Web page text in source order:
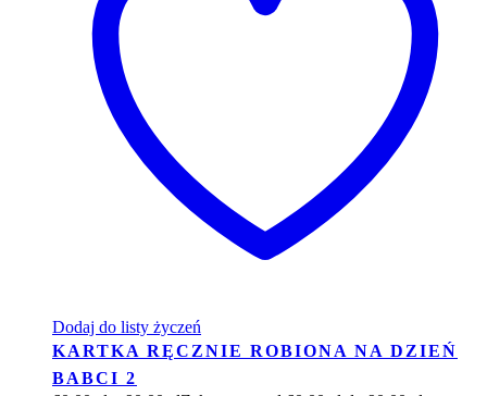
Dodaj do listy życzeń
KARTKA RĘCZNIE ROBIONA NA DZIEŃ
BABCI 2